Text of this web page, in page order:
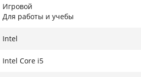
пропускной способностью;
шустро и тихо;
Игровой
Для работы и учебы
Intel
Intel Core i5